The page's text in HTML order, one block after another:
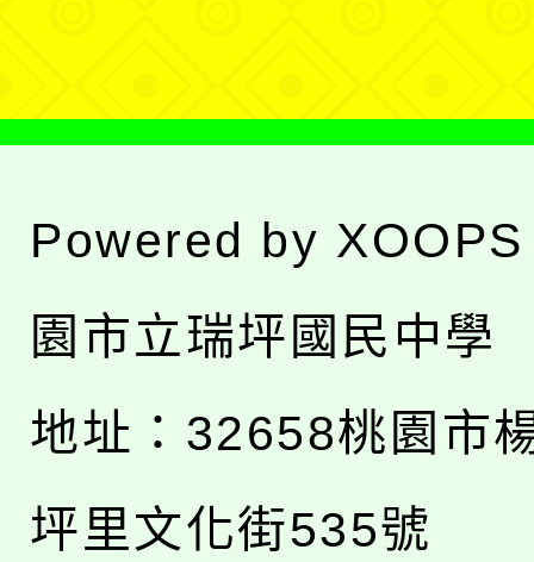
Powered by XOOPS
園市立瑞坪國民中學
地址： 32658桃園市
坪里文化街535號